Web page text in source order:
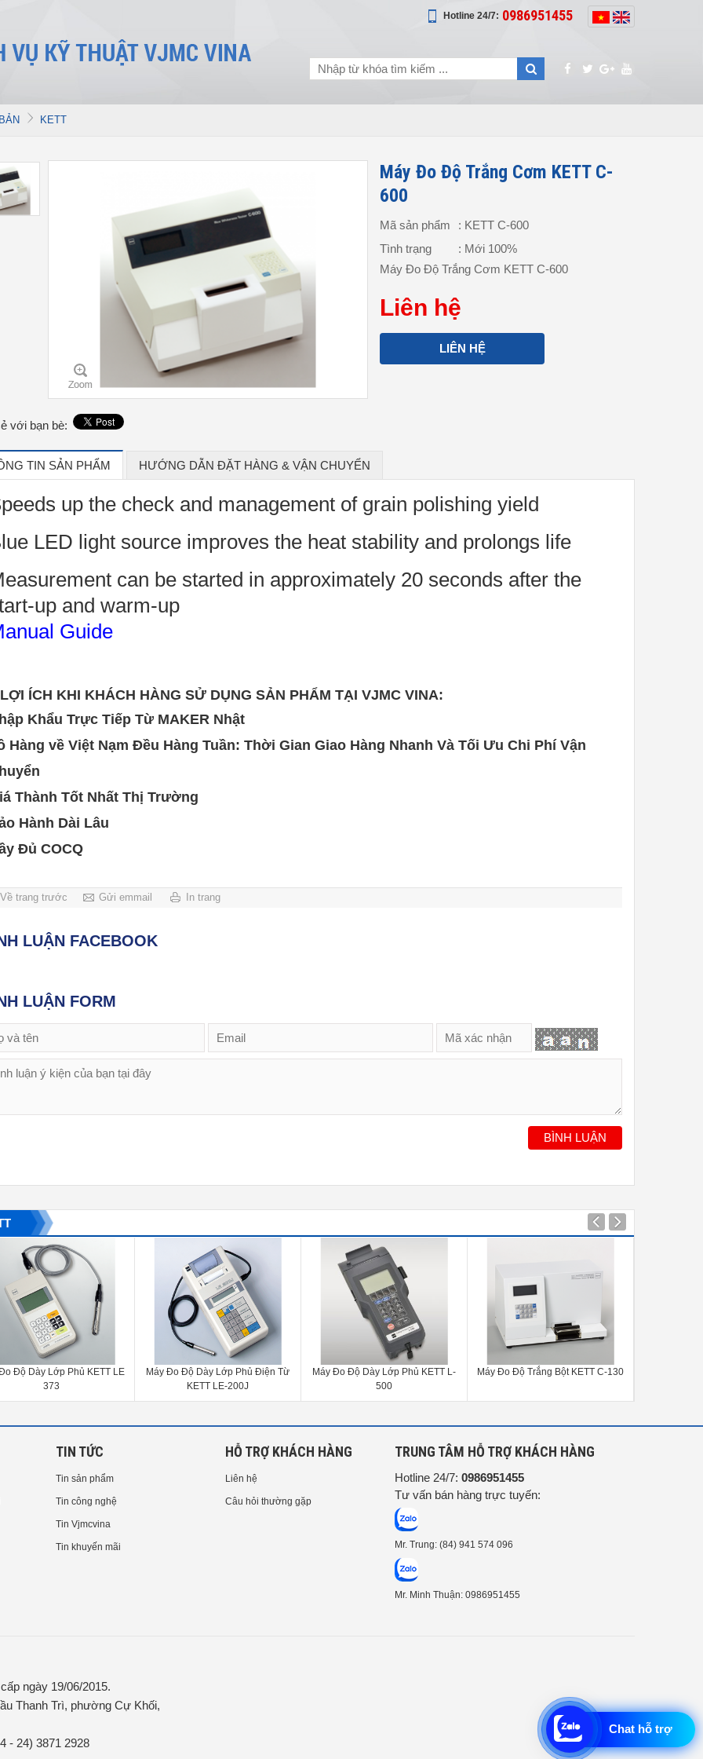
Hotline 24/7: 0986951455
KETT
Máy Đo Độ Trắng Cơm KETT C-
600
Mã sản phẩm
: KETT C-600
Tình trạng
: Mới 100%
Máy Đo Độ Trắng Cơm KETT C-600
Liên hệ
LIÊN HỆ
với bạn bè:
TIN SẢN PHẨM HƯỚNG DẪN ĐẶT HÀNG & VẬN CHUYỂN
up the check and management of grain polishing yield
LED light source improves the heat stability and prolongs life
can be started in approximately 20 seconds after the
up and warm-up
Guide
ÍCH KHI KHÁCH HÀNG SỬ DỤNG SẢN PHẨM TẠI VJMC VINA:
Khẩu Trực Tiếp Từ MAKER Nhật
Hàng về Việt Nạm Đều Hàng Tuần: Thời Gian Giao Hàng Nhanh Và Tối Ưu Chi Phí Vận
Thành Tốt Nhất Thị Trường
Hành Dài Lâu
Đủ COCQ
Về trang trước Gửi emmail In trang
LUẬN FACEBOOK
LUẬN FORM
BÌNH LUẬN
LE
Máy Đo Độ Dày Lớp Phủ Điện Từ
Máy Đo Độ Dày Lớp Phủ KETT L-
Máy Đo Độ Trắng Bột KETT C-130
Máy Đo Kích Thước Hạt KETT
TIN TỨC
Tin sản phẩm
Tin công nghệ
Tin Vjmcvina
Tin khuyến mãi
HỖ TRỢ KHÁCH HÀNG
Liên hệ
Câu hỏi thường gặp
TRUNG TÂM HỖ TRỢ KHÁCH HÀNG
Hotline 24/7: 0986951455
Tư vấn bán hàng trực tuyến:
Mr. Trung: (84) 941 574 096
Mr. Minh Thuận: 0986951455
ngày 19/06/2015.
Thanh Trì, phường Cự Khối,
- 24) 3871 2928
Chat hỗ trợ